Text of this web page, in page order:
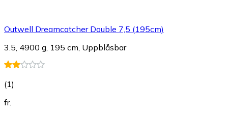
Outwell Dreamcatcher Double 7,5 (195cm)
3.5, 4900 g, 195 cm, Uppblåsbar
(1)
fr.